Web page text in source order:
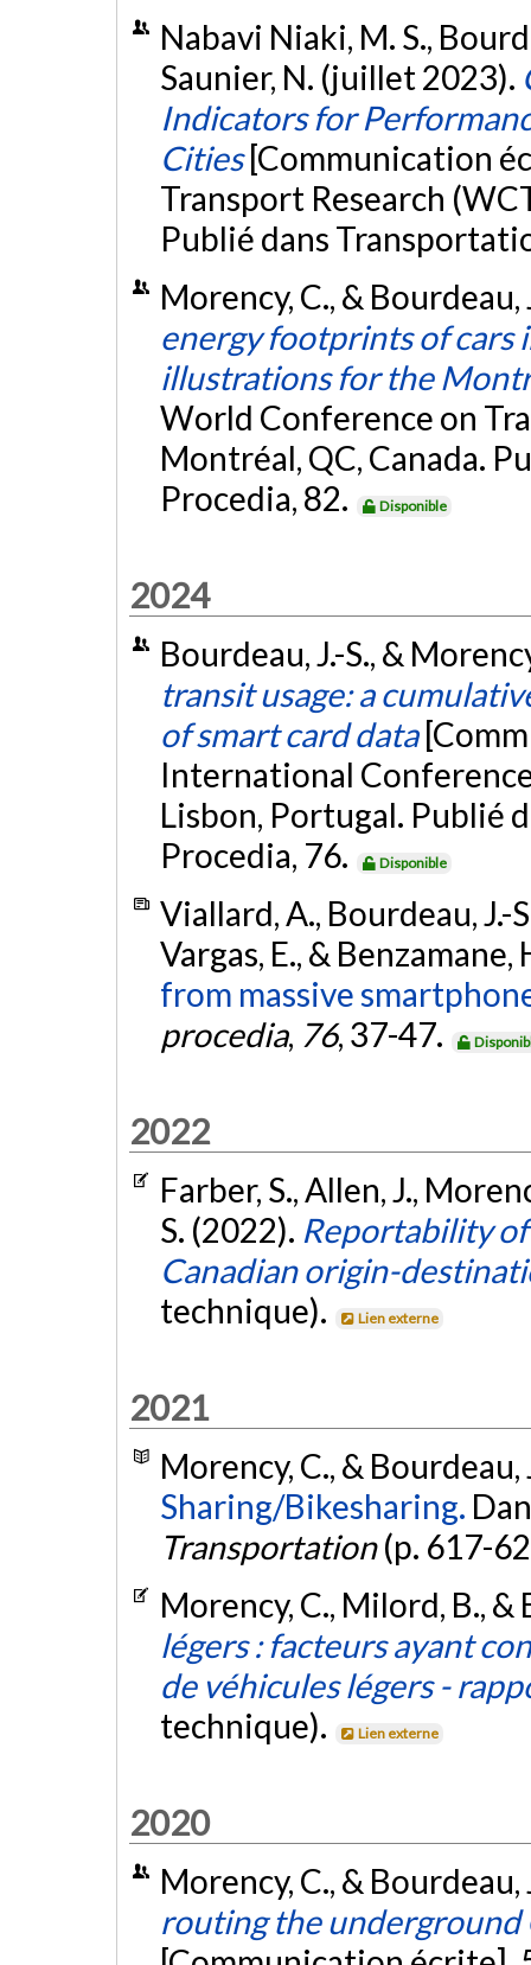
Nabavi Niaki, M. S.,
Saunier, N. (juillet 2023).
Indicators for
Cities [Communication
Transport Research
Publié dans
Morency, C., &
energy footprints of cars
illustrations for the
World Conference on
Montréal, QC, Canada.
Procedia, 82.
Disponible
2024
Bourdeau, J.-S., &
transit usage: a
of smart card data
International
Lisbon, Portugal. Publié
Procedia, 76.
Disponible
Viallard, A., Bourdeau, J.-
Vargas, E., &
from massive
procedia, 76, 37-47.
2022
Farber, S., Allen, J.,
S. (2022). Reportability
Canadian origin-
technique).
Lien externe
2021
Morency, C., & Bourdeau,
Sharing/Bikesharing.
Transportation(p. 617-
Morency, C., Milord, B., &
légers : facteurs ayant
de véhicules légers -
technique).
Lien externe
2020
Morency, C., &
routing the underground